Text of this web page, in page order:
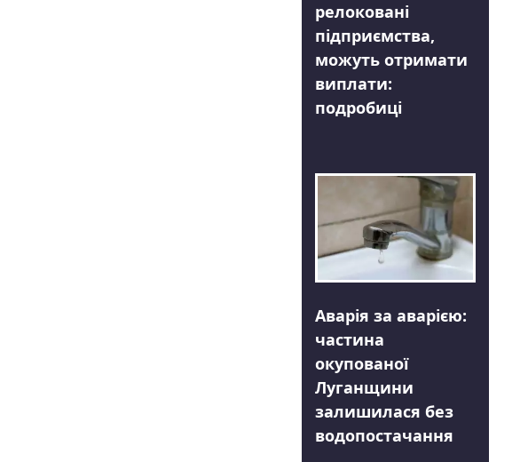
релоковані
підприємства,
можуть отримати
виплати:
подробиці
Аварія за аварією:
частина
окупованої
Луганщини
залишилася без
водопостачання